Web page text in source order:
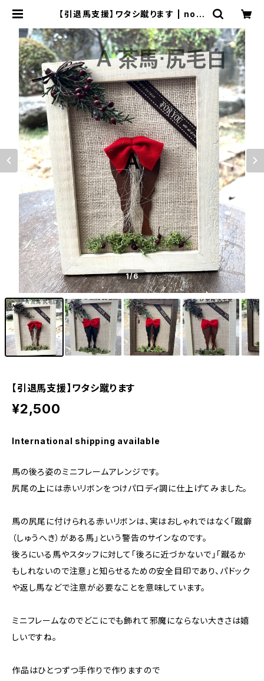
【引退馬支援】ワタシ蹴ります | nort
1/6
【引退馬支援】ワタシ蹴ります
¥2,500
International shipping available
馬の後ろ姿のミニフレームアレンジです。
尻尾の上には赤いリボンをつけパロディ調に仕上げてみました。
馬の尻尾に付けられる赤いリボンは、実はおしゃれではなく「蹴癖
（しゅうへき）がある馬」という警告のサインなのです。
後ろにいる馬やスタッフに対して「後ろに近づかないで」「蹴るか
もしれないので注意」と知らせるための安全目印であり、パドック
や返し馬などで注意が必要なことを意味しています。
ミニフレームなのでどこにでも飾れて邪魔にならない大きさは嬉
しいですね。
作品はひとつずつ手作りで作りますので